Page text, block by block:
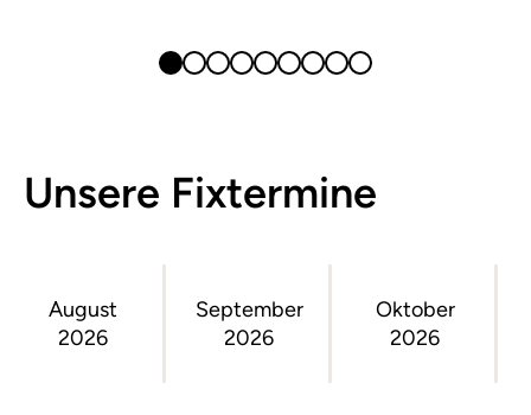
Unsere Fixtermine
August
2026
September
2026
Oktober
2026